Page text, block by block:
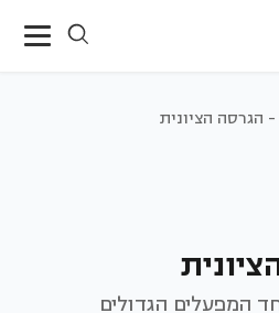
- הגרסה הציונית
המפעלים הגדולים